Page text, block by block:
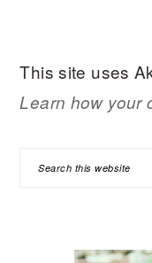
This site uses
Learn how your
Search